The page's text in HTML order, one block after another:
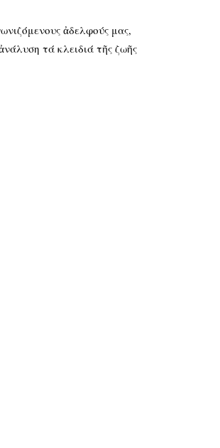
ἀδελφούς μας,
τά κλειδιά τῆς ζωῆς